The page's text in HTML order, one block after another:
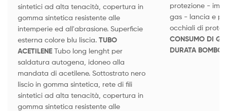
sintetici ad alta tenacità, copertura in
gomma sintetica resistente alle
intemperie ed all'abrasione. Superficie
esterna colore blu liscia. TUBO
ACETILENETubo long lenght per
saldatura autogena, idoneo alla
mandata di acetilene. Sottostrato nero
liscio in gomma sintetica, rete di fili
sintetici ad alta tenacità, copertura in
gomma sintetica resistente alle
protezione -
gas - lancia e
occhiali di
CONSUMO DI
DURATA